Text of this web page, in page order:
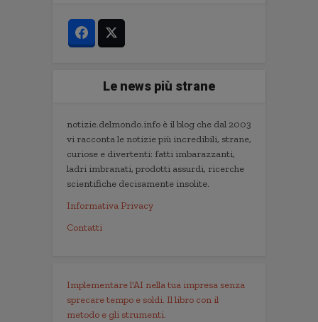
Le news più strane
notizie.delmondo.info è il blog che dal 2003
vi racconta le notizie più incredibili, strane,
curiose e divertenti: fatti imbarazzanti,
ladri imbranati, prodotti assurdi, ricerche
scientifiche decisamente insolite.
Informativa Privacy
Contatti
Implementare l'AI nella tua impresa senza
sprecare tempo e soldi. Il libro con il
metodo e gli strumenti.